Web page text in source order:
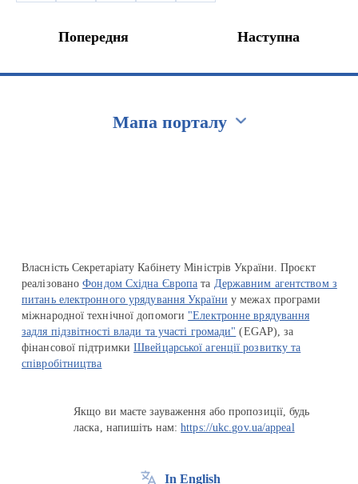
Попередня Наступна
Мапа порталу
Власність Секретаріату Кабінету Міністрів України. Проєкт
реалізованоФондом Східна Європа та Державним агентством з
питань електронного урядування України у межах програми
міжнародної технічної допомоги "Електронне врядування
задля підзвітності влади та участі громади" (EGAP), за
фінансової підтримкиШвейцарської агенції розвитку та
співробітництва
Якщо ви маєте зауваження або пропозиції, будь
ласка, напишіть нам:https://ukc.gov.ua/appeal
In English